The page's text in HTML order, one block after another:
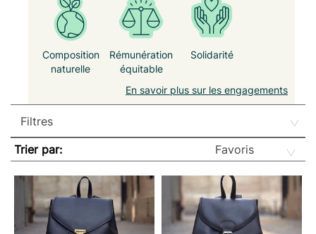
Composition
naturelle
Rémunération
équitable
Solidarité
En savoir plus sur les engagements
Trier par: